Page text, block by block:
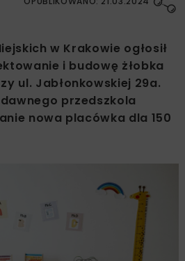
w Krakowie ogłosił
i budowę żłobka
ul. Jabłonkowskiej 29a.
przedszkola
nowa placówka dla 150